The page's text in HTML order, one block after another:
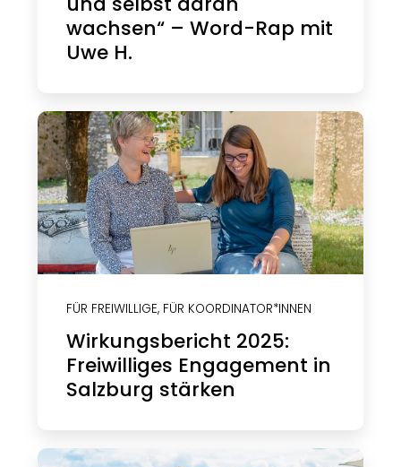
wachsen“ – Word-Rap mit
Uwe H.
FÜR FREIWILLIGE, FÜR KOORDINATOR*INNEN
Wirkungsbericht 2025:
Freiwilliges Engagement in
Salzburg stärken